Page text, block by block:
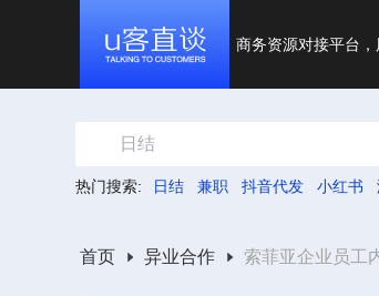
商务资源对接平台，
日结
热门搜索: 日结 兼职 抖音代发 小红书
首页 异业合作 索菲亚企业员工